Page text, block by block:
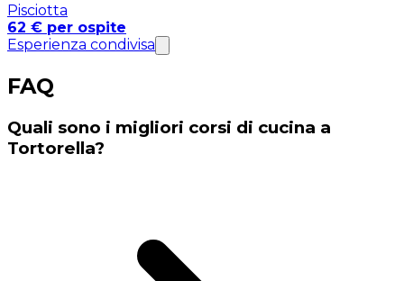
Pisciotta
62 € per ospite
Esperienza condivisa
FAQ
Quali sono i migliori corsi di cucina a
Tortorella?